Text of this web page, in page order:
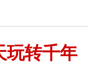
玩转千年